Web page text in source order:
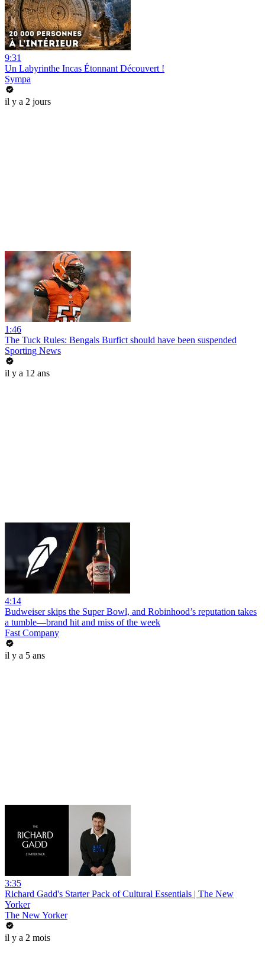
9:31
Un Labyrinthe Incas Étonnant Découvert !
Sympa
il y a 2 jours
1:46
The Tuck Rules: Bengals Burfict should have been suspended
Sporting News
il y a 12 ans
4:14
Budweiser skips the Super Bowl, and Robinhood’s reputation takes
a tumble—brand hit and miss of the week
Fast Company
il y a 5 ans
3:35
Richard Gadd's Starter Pack of Cultural Essentials | The New
Yorker
The New Yorker
il y a 2 mois